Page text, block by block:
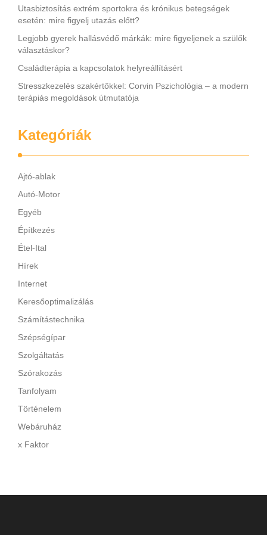
Utasbiztosítás extrém sportokra és krónikus betegségek
esetén: mire figyelj utazás előtt?
Legjobb gyerek hallásvédő márkák: mire figyeljenek a szülők
választáskor?
Családterápia a kapcsolatok helyreállításért
Stresszkezelés szakértőkkel: Corvin Pszichológia – a modern
terápiás megoldások útmutatója
Kategóriák
Ajtó-ablak
Autó-Motor
Egyéb
Építkezés
Étel-Ital
Hírek
Internet
Keresőoptimalizálás
Számítástechnika
Szépségípar
Szolgáltatás
Szórakozás
Tanfolyam
Történelem
Webáruház
x Faktor